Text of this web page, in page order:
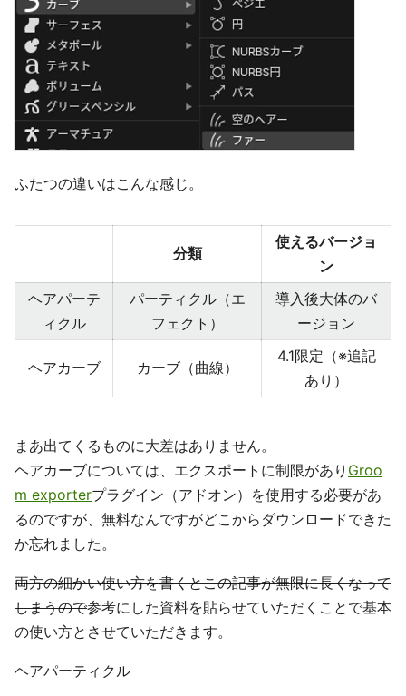
ふたつの違いはこんな感じ。
分類
使えるバージョ
ン
ヘアパーテ
ィクル
パーティクル（エ
フェクト）
導入後大体のバ
ージョン
ヘアカーブ カーブ（曲線）
4.1限定（※追記
あり）
まあ出てくるものに大差はありません。
ヘアカーブについては、エクスポートに制限があり Groo
m exporterプラグイン（アドオン）を使用する必要があ
るのですが、無料なんですがどこからダウンロードできた
か忘れました。
両方の細かい使い方を書くとこの記事が無限に長くなって
しまうので参考にした資料を貼らせていただくことで基本
の使い方とさせていただきます。
ヘアパーティクル